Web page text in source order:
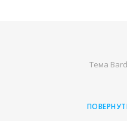
Тема